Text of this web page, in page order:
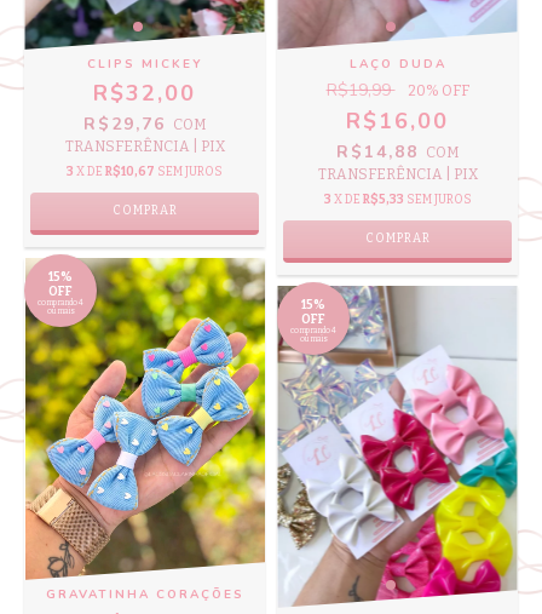
CLIPS MICKEY
R$32,00
R$29,76
COM
TRANSFERÊNCIA | PIX
3 X DE R$10,67 SEM JUROS
COMPRAR
LAÇO DUDA
R$19,99 20% OFF
R$16,00
R$14,88
COM
TRANSFERÊNCIA | PIX
3 X DE R$5,33 SEM JUROS
COMPRAR
15%
OFF
comprando 4
ou mais
GRAVATINHA CORAÇÕES
15%
OFF
comprando 4
ou mais